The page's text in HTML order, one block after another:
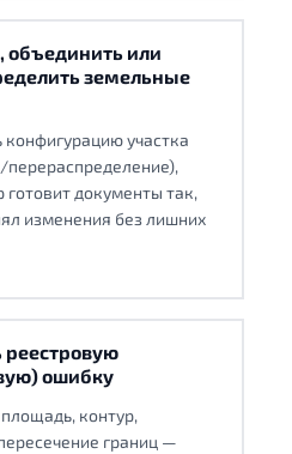
объединить или
земельные
участка
документы так,
изменения без лишних
реестровую
ошибку
контур,
границ —